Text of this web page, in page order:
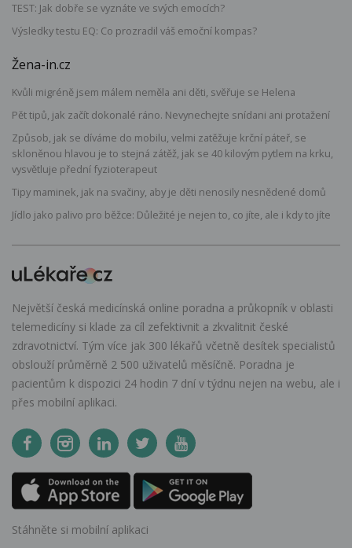
TEST: Jak dobře se vyznáte ve svých emocích?
Výsledky testu EQ: Co prozradil váš emoční kompas?
Žena-in.cz
Kvůli migréně jsem málem neměla ani děti, svěřuje se Helena
Pět tipů, jak začít dokonalé ráno. Nevynechejte snídani ani protažení
Způsob, jak se díváme do mobilu, velmi zatěžuje krční páteř, se
skloněnou hlavou je to stejná zátěž, jak se 40 kilovým pytlem na krku,
vysvětluje přední fyzioterapeut
Tipy maminek, jak na svačiny, aby je děti nenosily nesnědené domů
Jídlo jako palivo pro běžce: Důležité je nejen to, co jíte, ale i kdy to jíte
Největší česká medicínská online poradna a průkopník v oblasti
telemedicíny si klade za cíl zefektivnit a zkvalitnit české
zdravotnictví. Tým více jak 300 lékařů včetně desítek specialistů
obslouží průměrně 2 500 uživatelů měsíčně. Poradna je
pacientům k dispozici 24 hodin 7 dní v týdnu nejen na webu, ale i
přes mobilní aplikaci.
Stáhněte si mobilní aplikaci